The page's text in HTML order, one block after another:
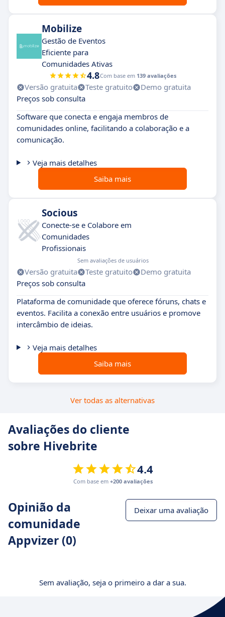
Mobilize
Gestão de Eventos
Eficiente para
Comunidades Ativas
4.8Com base em 139 avaliações
Versão gratuita Teste gratuito
Demo gratuita
Preços sob consulta
Software que conecta e engaja membros de
comunidades online, facilitando a colaboração e a
comunicação.
Veja mais detalhes
Saiba mais
Socious
Conecte-se e Colabore em
Comunidades
Profissionais
Sem avaliações de usuários
Versão gratuita Teste gratuito
Demo gratuita
Preços sob consulta
Plataforma de comunidade que oferece fóruns, chats e
eventos. Facilita a conexão entre usuários e promove
intercâmbio de ideias.
Veja mais detalhes
Saiba mais
Ver todas as alternativas
Avaliações do cliente
sobre Hivebrite
4.4
Com base em +200 avaliações
Opinião da
comunidade
Appvizer (0)
Deixar uma avaliação
Sem avaliação, seja o primeiro a dar a sua.